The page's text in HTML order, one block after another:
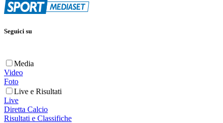
Seguici su
Media
Video
Foto
Live e Risultati
Live
Diretta Calcio
Risultati e Classifiche